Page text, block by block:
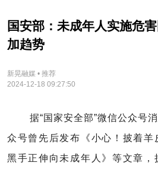
国安部：未成年人实施危
加趋势
新晃融媒 • 推荐
2024-12-18 09:27:50
据“国家安全部”微信公众号
众号曾先后发布《小心！披着羊
黑手正伸向未成年人》等文章，